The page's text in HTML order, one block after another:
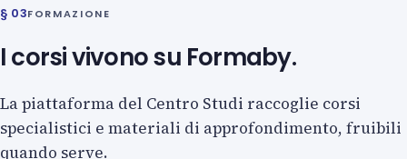
§ 03FORMAZIONE
I corsi vivono su Formaby.
La piattaforma del Centro Studi raccoglie corsi
specialistici e materiali di approfondimento, fruibili
quando serve.